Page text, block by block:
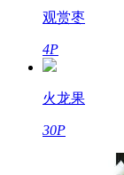
观赏枣
4P
火龙果
30P